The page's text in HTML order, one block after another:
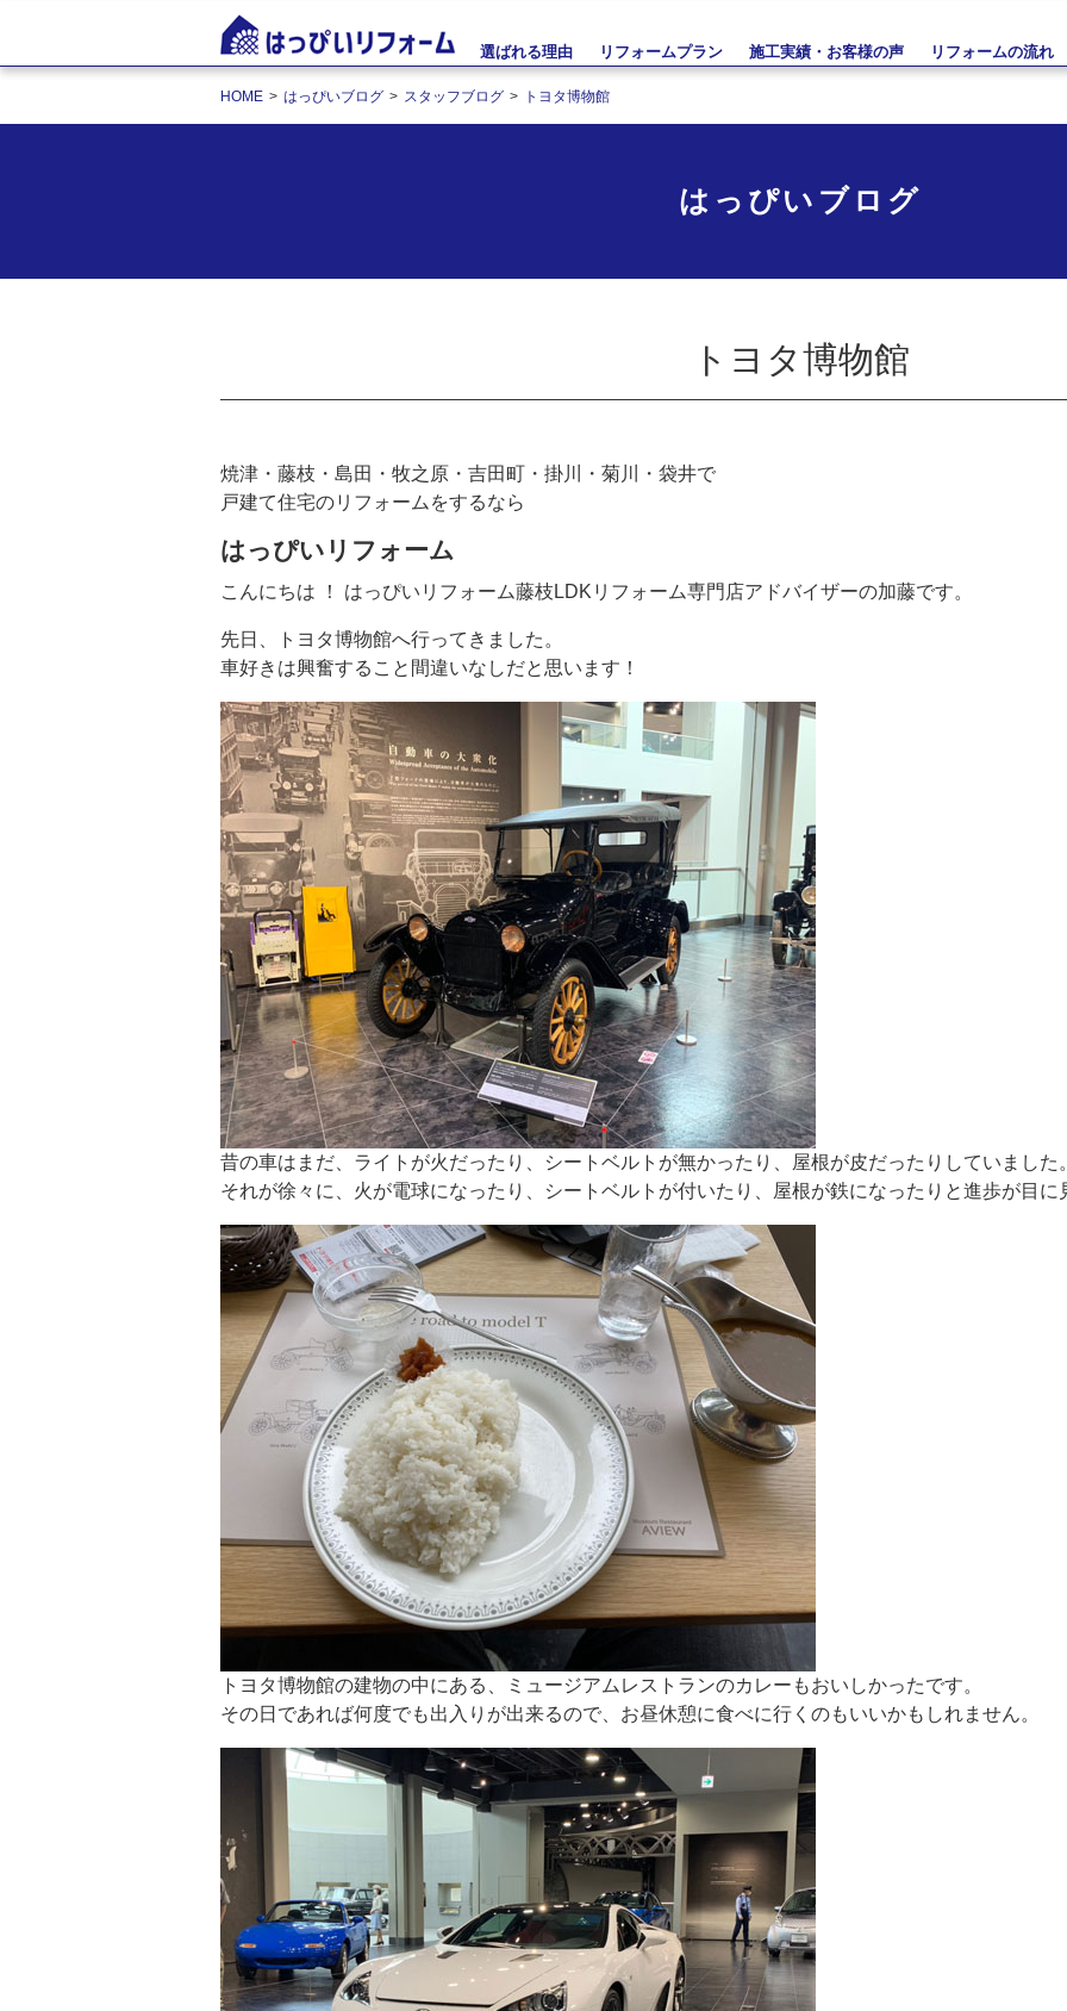
選ばれる理由 リフォームプラン 施工実績・お客様の声 リフォームの流れ
HOME はっぴいブログ スタッフブログ トヨタ博物館
はっぴいブログ
トヨタ博物館
焼津・藤枝・島田・牧之原・吉田町・掛川・菊川・袋井で
戸建て住宅のリフォームをするなら
はっぴいリフォーム
こんにちは ！ はっぴいリフォーム藤枝LDKリフォーム専門店アドバイザーの加藤です。
先日、トヨタ博物館へ行ってきました。
車好きは興奮すること間違いなしだと思います！
昔の車はまだ、ライトが火だったり、シートベルトが無かったり、屋根が皮だったりしていました。
それが徐々に、火が電球になったり、シートベルトが付いたり、屋根が鉄になったりと進歩が目に
トヨタ博物館の建物の中にある、ミュージアムレストランのカレーもおいしかったです。
その日であれば何度でも出入りが出来るので、お昼休憩に食べに行くのもいいかもしれません。